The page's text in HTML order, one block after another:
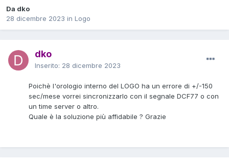
Da dko
28 dicembre 2023 in Logo
dko
Inserito: 28 dicembre 2023
Poichè l'orologio interno del LOGO ha un errore di +/-150
sec/mese vorrei sincronizzarlo con il segnale DCF77 o con
un time server o altro.
Quale è la soluzione più affidabile ? Grazie